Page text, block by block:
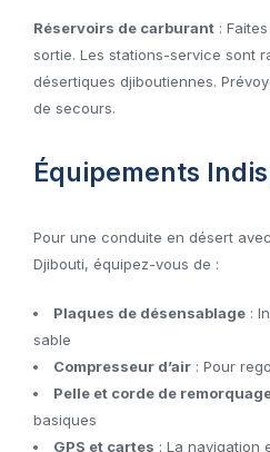
Réservoirs de carburant :
sortie. Les stations-service sont
désertiques djiboutiennes.
de secours.
Équipements
Pour une conduite en désert
Djibouti, équipez-vous de :
Plaques de désensablage :
sable
Compresseur d’air : Pour
Pelle et corde de
basiques
GPS et cartes : La navigation